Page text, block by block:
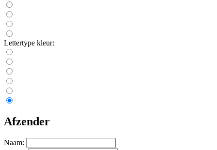
Lettertype kleur:
Afzender
Naam: